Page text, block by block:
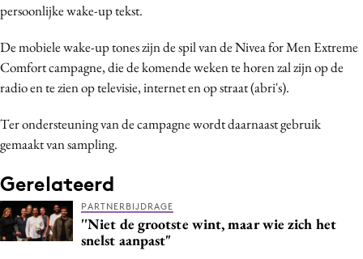
Diversiteit
Effectiviteit
Gedragsverandering
Influencer marketing
Interne communicatie
Martech
Media
Merkstrategie
persoonlijke wake-up tekst.
De mobiele wake-up tones zijn de spil van de Nivea for Men Extreme
Comfort campagne, die de komende weken te horen zal zijn op de
radio en te zien op televisie, internet en op straat (abri's).
Ter ondersteuning van de campagne wordt daarnaast gebruik
gemaakt van sampling.
Gerelateerd
PARTNERBIJDRAGE
''Niet de grootste wint, maar wie zich het
snelst aanpast"